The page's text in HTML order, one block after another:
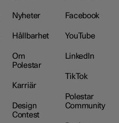
Nyheter
Hållbarhet
Om
Polestar
Karriär
Design
Contest
Facebook
YouTube
LinkedIn
TikTok
Polestar
Community